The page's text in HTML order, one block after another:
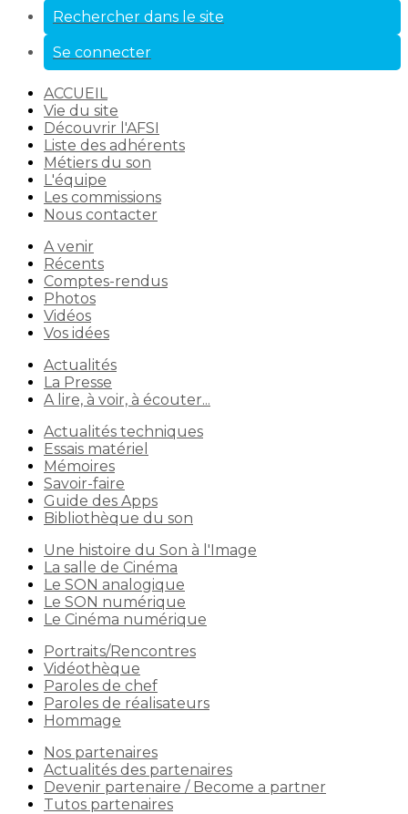
Rechercher dans le site
Se connecter
ACCUEIL
Vie du site
Découvrir l'AFSI
Liste des adhérents
Métiers du son
L'équipe
Les commissions
Nous contacter
A venir
Récents
Comptes-rendus
Photos
Vidéos
Vos idées
Actualités
La Presse
A lire, à voir, à écouter...
Actualités techniques
Essais matériel
Mémoires
Savoir-faire
Guide des Apps
Bibliothèque du son
Une histoire du Son à l'Image
La salle de Cinéma
Le SON analogique
Le SON numérique
Le Cinéma numérique
Portraits/Rencontres
Vidéothèque
Paroles de chef
Paroles de réalisateurs
Hommage
Nos partenaires
Actualités des partenaires
Devenir partenaire / Become a partner
Tutos partenaires